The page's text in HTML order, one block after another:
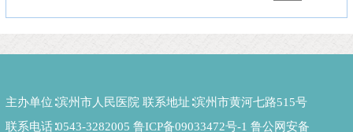
主办单位∶滨州市人民医院 联系地址∶滨州市黄河七路515号
联系电话∶0543-3282005 鲁ICP备09033472号-1 鲁公网安备